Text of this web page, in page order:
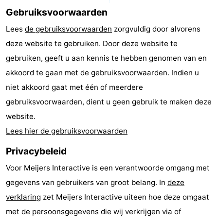
drinken
Praktisch
Forum
Route
-
Parkeren
-
Kusttram
Reisboekenwinkel
Medische
adressen
Regio
West-
Gebruiksvoorwaarden
Lees de gebruiksvoorwaarden zorgvuldig door alvorens
deze website te gebruiken. Door deze website te
gebruiken, geeft u aan kennis te hebben genomen van en
akkoord te gaan met de gebruiksvoorwaarden. Indien u
niet akkoord gaat met één of meerdere
gebruiksvoorwaarden, dient u geen gebruik te maken deze
website.
Lees hier de gebruiksvoorwaarden
Privacybeleid
Voor Meijers Interactive is een verantwoorde omgang met
gegevens van gebruikers van groot belang. In deze
verklaring zet Meijers Interactive uiteen hoe deze omgaat
met de persoonsgegevens die wij verkrijgen via of